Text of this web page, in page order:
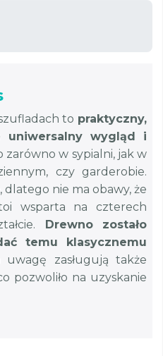
to praktyczny,
uniwersalny wygląd i
zarówno w sypialni, jak w
czy garderobie.
, dlatego nie ma obawy, że
wsparta na czterech
Drewno zostało
temu klasycznemu
uwagę zasługują także
pozwoliło na uzyskanie